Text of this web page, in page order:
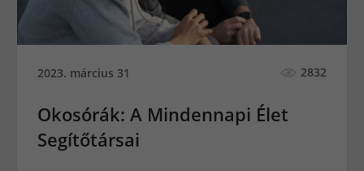
2023. március 31 2832
Okosórák: A Mindennapi Élet
Segítőtársai